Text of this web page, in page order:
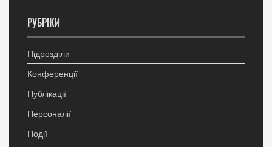
РУБРІКИ
Підрозділи
Конференції
Публікації
Персоналії
Події